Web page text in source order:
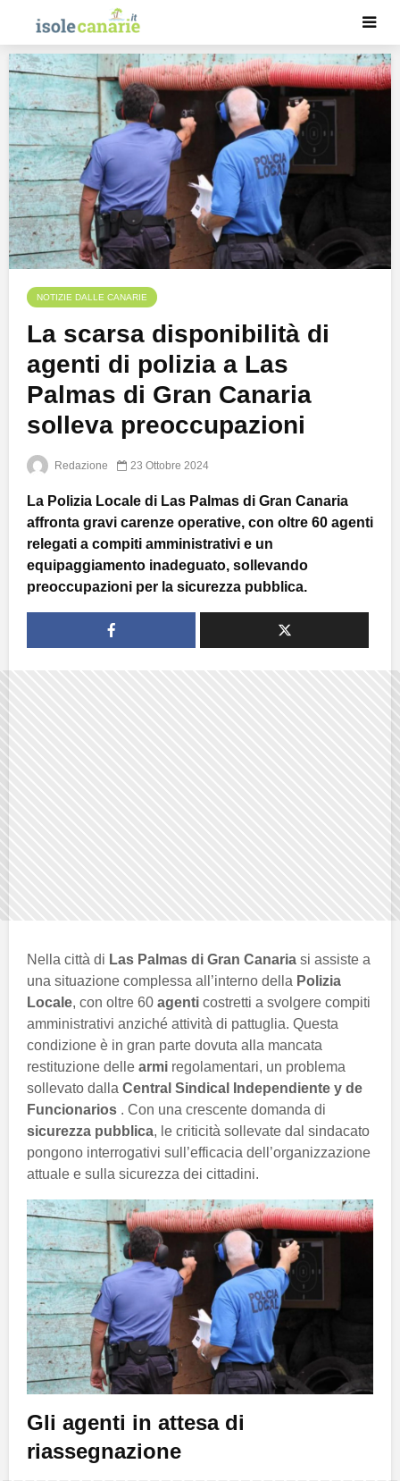
NOTIZIE DALLE CANARIE
La scarsa disponibilità di
agenti di polizia a Las
Palmas di Gran Canaria
solleva preoccupazioni
Redazione 23 Ottobre 2024
La Polizia Locale di Las Palmas di Gran Canaria
affronta gravi carenze operative, con oltre 60 agenti
relegati a compiti amministrativi e un
equipaggiamento inadeguato, sollevando
preoccupazioni per la sicurezza pubblica.
Nella città di Las Palmas di Gran Canaria si assiste a
una situazione complessa all’interno della Polizia
Locale, con oltre 60 agenti costretti a svolgere compiti
amministrativi anziché attività di pattuglia. Questa
condizione è in gran parte dovuta alla mancata
restituzione delle armi regolamentari, un problema
sollevato dalla Central Sindical Independiente y de
Funcionarios . Con una crescente domanda di
sicurezza pubblica, le criticità sollevate dal sindacato
pongono interrogativi sull’efficacia dell’organizzazione
attuale e sulla sicurezza dei cittadini.
Gli agenti in attesa di
riassegnazione